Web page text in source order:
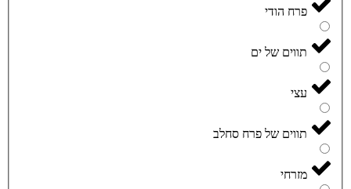
פרח הודי
תווים של ים
עצי
תווים של פרח סחלב
מזרחי